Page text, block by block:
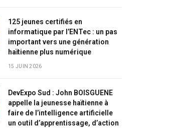
125 jeunes certifiés en
informatique par l’ENTec : un pas
important vers une génération
haïtienne plus numérique
15 JUIN 2026
DevExpo Sud : John BOISGUENE
appelle la jeunesse haïtienne à
faire de l’intelligence artificielle
un outil d’apprentissage, d’action